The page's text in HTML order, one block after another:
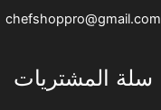
chefshoppro@gmail.com
سلة المشتريات